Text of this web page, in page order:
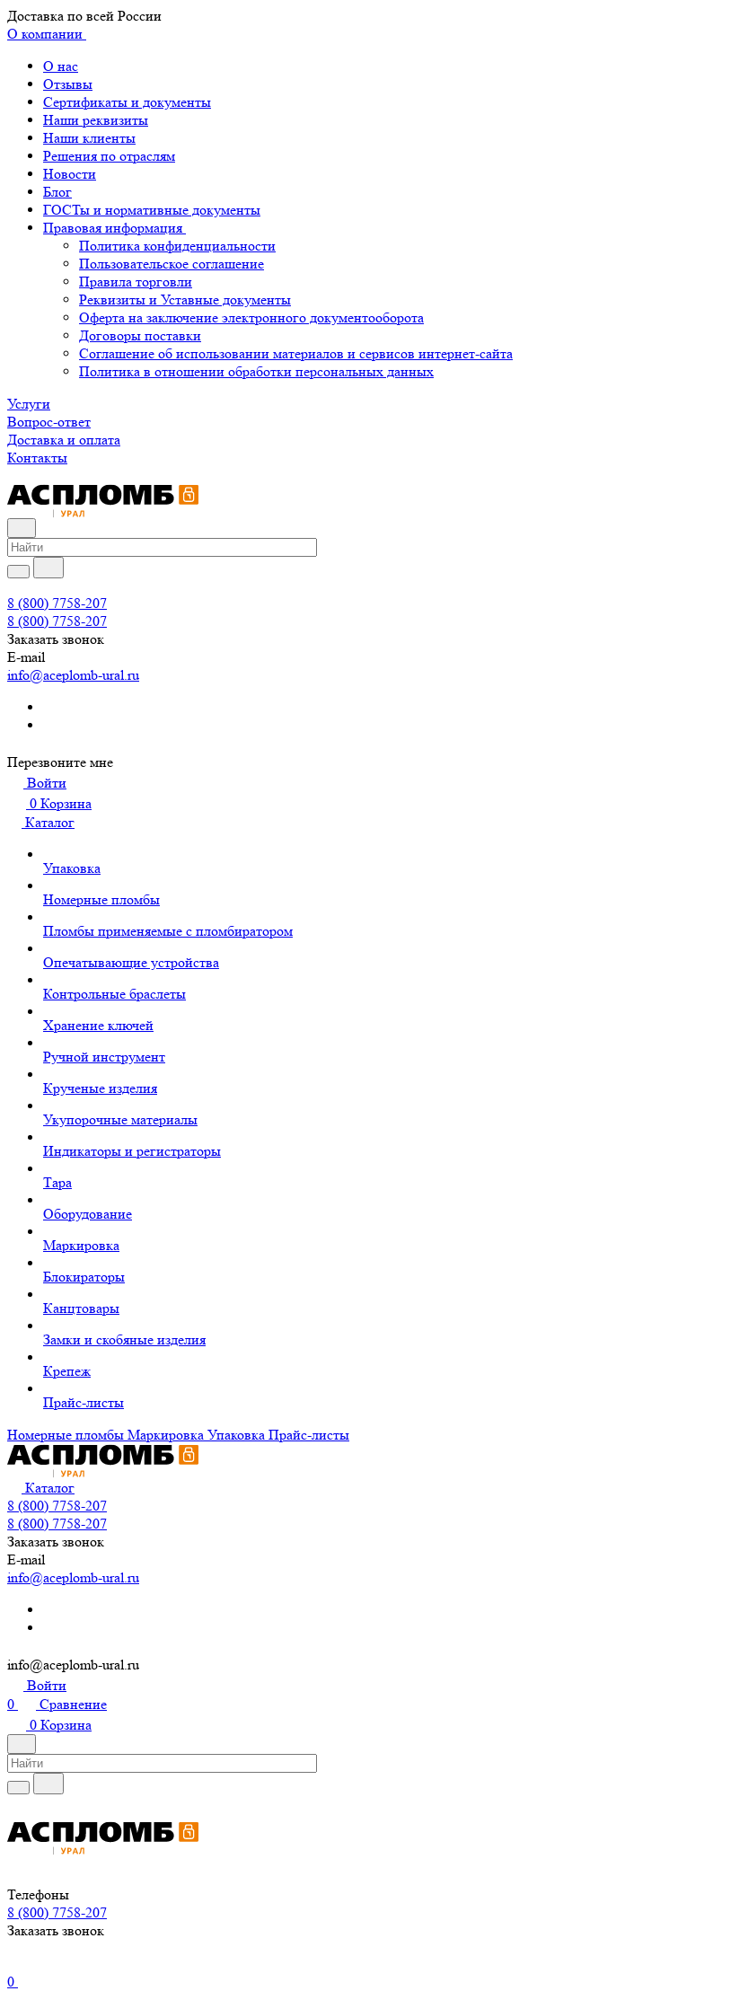
Доставка по всей России
О компании
О нас
Отзывы
Сертификаты и документы
Наши реквизиты
Наши клиенты
Решения по отраслям
Новости
Блог
ГОСТы и нормативные документы
Правовая информация
Политика конфиденциальности
Пользовательское соглашение
Правила торговли
Реквизиты и Уставные документы
Оферта на заключение электронного документооборота
Договоры поставки
Соглашение об использовании материалов и сервисов интернет-сайта
Политика в отношении обработки персональных данных
Услуги
Вопрос-ответ
Доставка и оплата
Контакты
8 (800) 7758-207
8 (800) 7758-207
Заказать звонок
E-mail
info@aceplomb-ural.ru
Перезвоните мне
Войти
0 Корзина
Каталог
Упаковка
Номерные пломбы
Пломбы применяемые с пломбиратором
Опечатывающие устройства
Контрольные браслеты
Хранение ключей
Ручной инструмент
Крученые изделия
Укупорочные материалы
Индикаторы и регистраторы
Тара
Оборудование
Маркировка
Блокираторы
Канцтовары
Замки и скобяные изделия
Крепеж
Прайс-листы
Номерные пломбы Маркировка Упаковка Прайс-листы
Каталог
8 (800) 7758-207
8 (800) 7758-207
Заказать звонок
E-mail
info@aceplomb-ural.ru
info@aceplomb-ural.ru
Войти
0
Сравнение
0 Корзина
Телефоны
8 (800) 7758-207
Заказать звонок
0